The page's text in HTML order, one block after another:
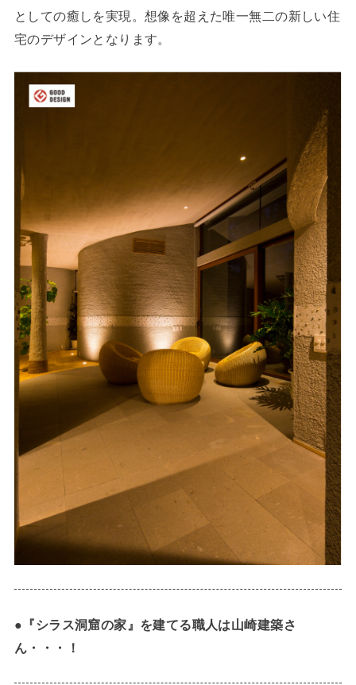
としての癒しを実現。想像を超えた唯一無二の新しい住
宅のデザインとなります。
●『シラス洞窟の家』を建てる職人は山崎建築さ
ん・・・！